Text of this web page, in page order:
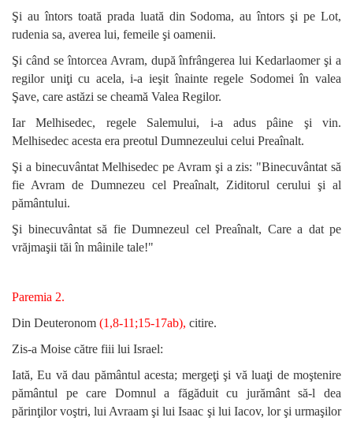
Şi au întors toată prada luată din Sodoma, au întors şi pe Lot,
rudenia sa, averea lui, femeile şi oamenii.
Şi când se întorcea Avram, după înfrângerea lui Kedarlaomer şi a
regilor uniţi cu acela, i-a ieşit înainte regele Sodomei în valea
Şave, care astăzi se cheamă Valea Regilor.
Iar Melhisedec, regele Salemului, i-a adus pâine şi vin.
Melhisedec acesta era preotul Dumnezeului celui Preaînalt.
Şi a binecuvântat Melhisedec pe Avram şi a zis: "Binecuvântat să
fie Avram de Dumnezeu cel Preaînalt, Ziditorul cerului şi al
pământului.
Şi binecuvântat să fie Dumnezeul cel Preaînalt, Care a dat pe
vrăjmaşii tăi în mâinile tale!"
Paremia 2.
Din Deuteronom (1,8-11;15-17ab), citire.
Zis-a Moise către fiii lui Israel:
Iată, Eu vă dau pământul acesta; mergeţi şi vă luaţi de moştenire
pământul pe care Domnul a făgăduit cu jurământ să-l dea
părinţilor voştri, lui Avraam şi lui Isaac şi lui Iacov, lor şi urmaşilor